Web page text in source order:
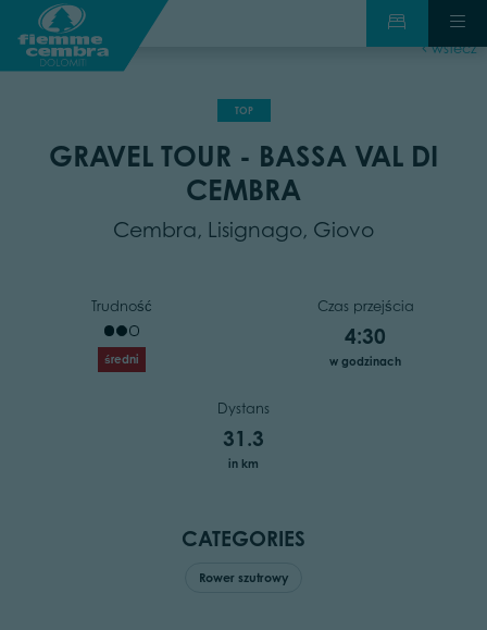
wstecz
TOP
GRAVEL TOUR - BASSA VAL DI
CEMBRA
Cembra, Lisignago, Giovo
Trudność
średni
Czas przejścia
4:30
w godzinach
Dystans
31.3
in km
CATEGORIES
Rower szutrowy